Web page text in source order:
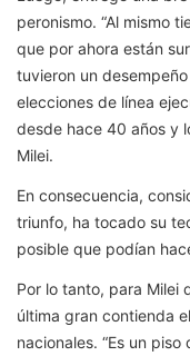
peronismo. “Al mismo
que por ahora están
tuvieron un
elecciones de línea
desde hace 40 años y
Milei.
En consecuencia,
triunfo, ha tocado su
posible que podían
Por lo tanto, para Milei
última gran contienda
nacionales. “Es un